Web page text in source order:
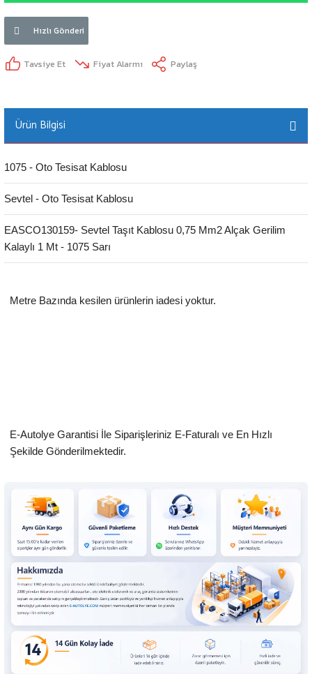
Hızlı Gönderi
Tavsiye Et Fiyat Alarmı Paylaş
Ürün Bilgisi
1075 - Oto Tesisat Kablosu
Sevtel - Oto Tesisat Kablosu
EASCO130159- Sevtel Taşıt Kablosu 0,75 Mm2 Alçak Gerilim
Kalaylı 1 Mt - 1075 Sarı
Metre Bazında kesilen ürünlerin iadesi yoktur.
E-Autolye Garantisi İle Siparişleriniz E-Faturalı ve En Hızlı
Şekilde Gönderilmektedir.